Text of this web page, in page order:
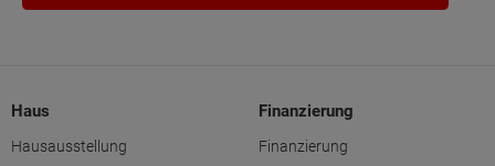
Haus
Hausausstellung
Finanzierung
Finanzierung